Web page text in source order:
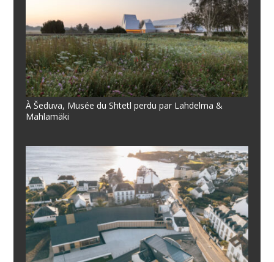
À Šeduva, Musée du Shtetl perdu par Lahdelma &
Mahlamäki